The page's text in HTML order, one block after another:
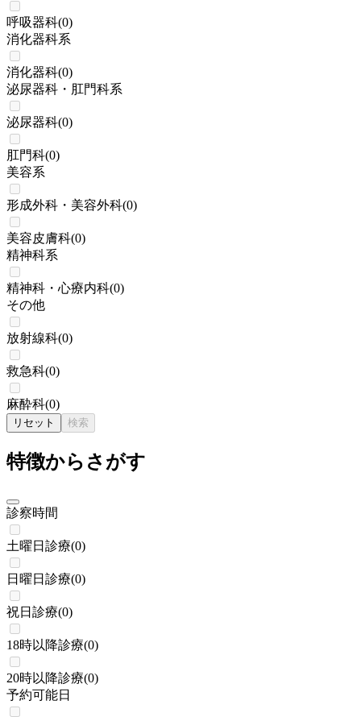
呼吸器科(0)
消化器科系
消化器科(0)
泌尿器科・肛門科系
泌尿器科(0)
肛門科(0)
美容系
形成外科・美容外科(0)
美容皮膚科(0)
精神科系
精神科・心療内科(0)
その他
放射線科(0)
救急科(0)
麻酔科(0)
リセット 検索
特徴からさがす
診察時間
土曜日診療(0)
日曜日診療(0)
祝日診療(0)
18時以降診療(0)
20時以降診療(0)
予約可能日